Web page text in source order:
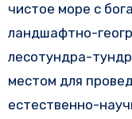
чистое море с
ландшафтно-
лесотундра-
местом для
естественно-